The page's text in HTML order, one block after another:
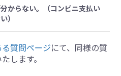
からない。（コンビニ支払い
）
る質問ページにて、同様の質
します。